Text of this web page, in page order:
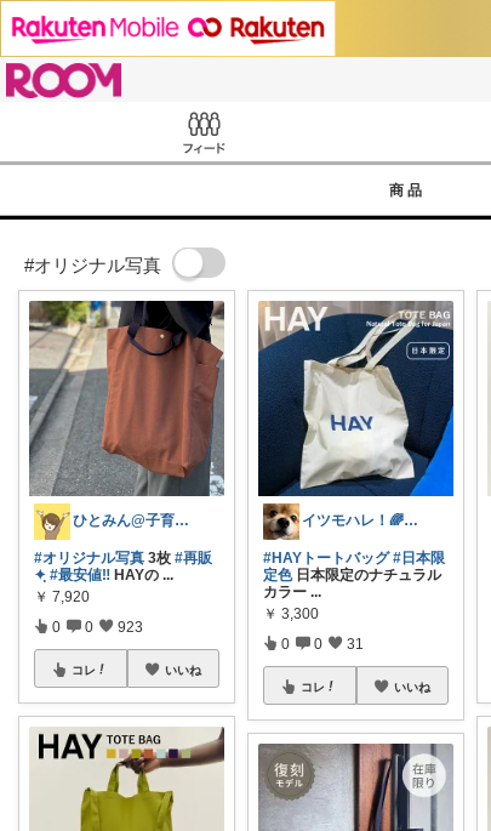
商品
#オリジナル写真
ひとみん@子育てと可愛いもの好き⚮̈
#オリジナル写真 3枚 #再販
✦ฺ︎ #最安値‼️ HAYの ...
￥ 7,920
0 0 923
コレ いいね
イツモハレ！🌈5日購入ありがとう😊✨
#HAYトートバッグ #日本限
定色日本限定のナチュラル
カラー ...
￥ 3,300
0 0 31
コレ いいね